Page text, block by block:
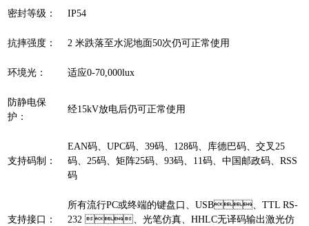
密封等级： IP54
抗摔强度： 2 米跌落至水泥地面50次仍可正常使用
环境光： 适应0-70,000lux
防静电保
护：
经15kV放电后仍可正常使用
支持码制：
EAN码、UPC码、39码、128码、库德巴码、交叉25
码、25码、矩阵25码、93码、11码、中国邮政码、RSS
码
支持接口：
所有流行PC或终端的键盘口、USB、TTL RS-
232 、光笔仿真、HHLC无译码输出激光仿